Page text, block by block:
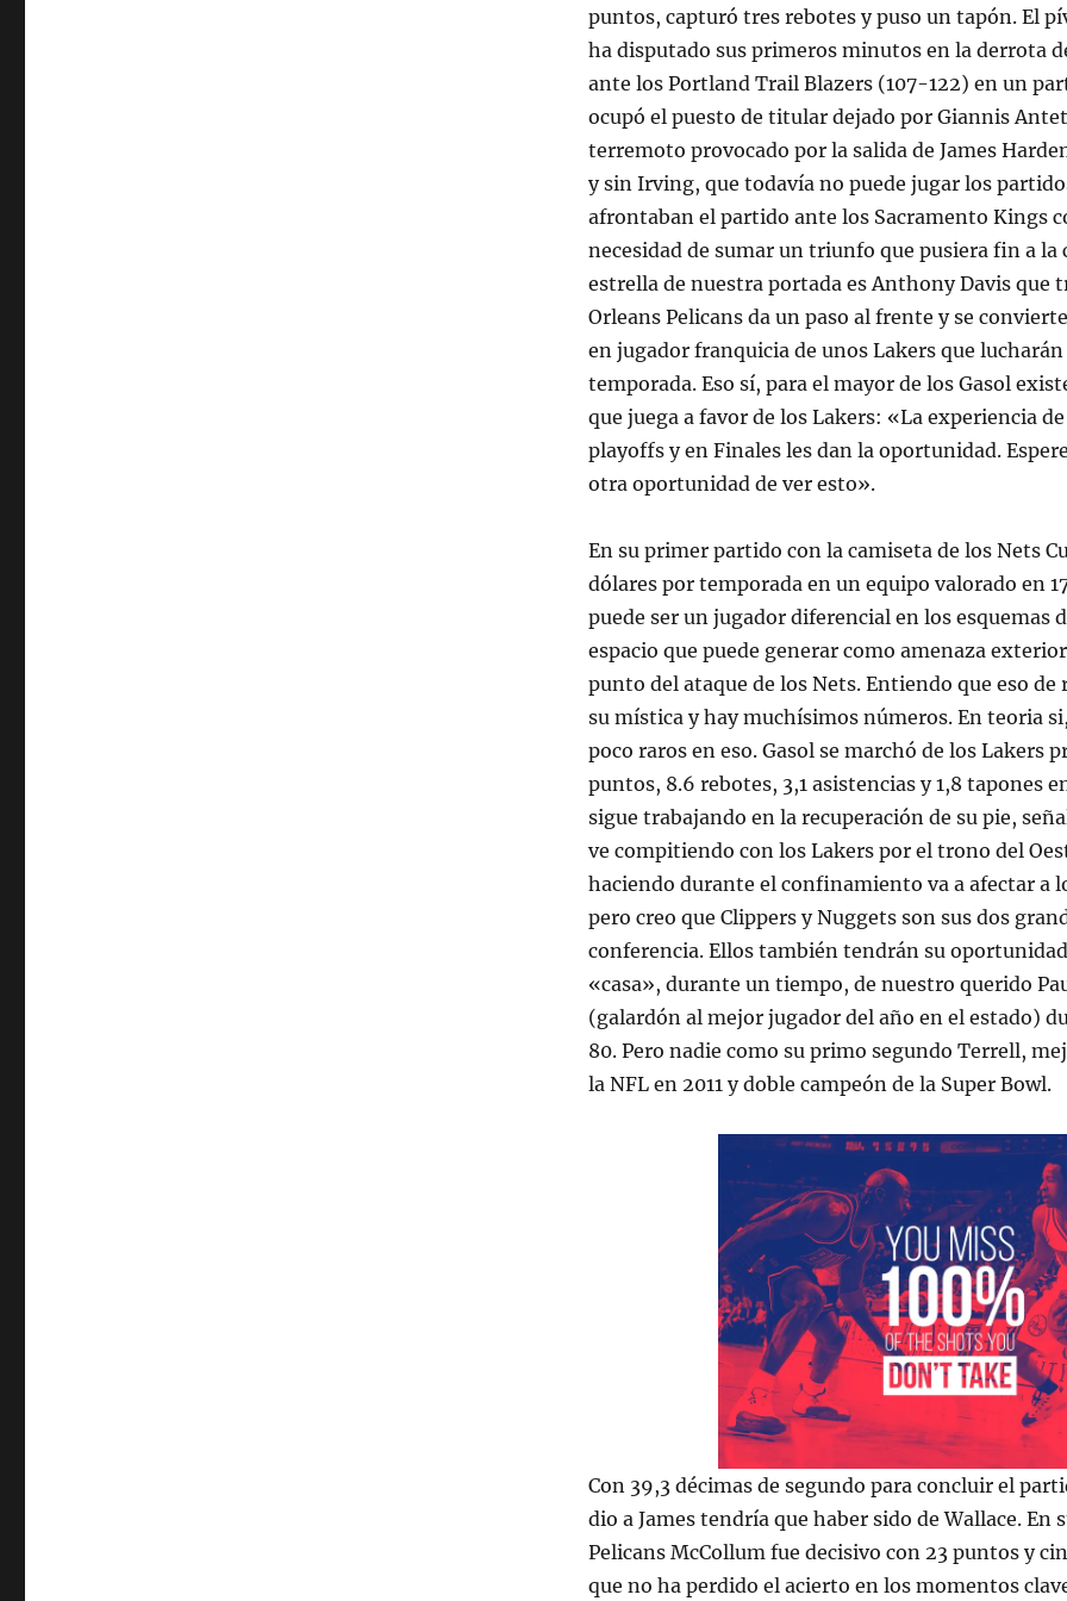
puntos, capturó tres rebotes y puso un tapón. El
ha disputado sus primeros minutos en la derrota
ante los Portland Trail Blazers (107-122) en un
ocupó el puesto de titular dejado por Giannis
terremoto provocado por la salida de James
y sin Irving, que todavía no puede jugar los
afrontaban el partido ante los Sacramento Kings
necesidad de sumar un triunfo que pusiera fin a la
estrella de nuestra portada es Anthony Davis que
Orleans Pelicans da un paso al frente y se
en jugador franquicia de unos Lakers que
temporada. Eso sí, para el mayor de los Gasol
que juega a favor de los Lakers: «La experiencia
playoffs y en Finales les dan la oportunidad.
otra oportunidad de ver esto».
En su primer partido con la camiseta de los Nets
dólares por temporada en un equipo valorado en
puede ser un jugador diferencial en los esquemas
espacio que puede generar como amenaza
punto del ataque de los Nets. Entiendo que eso
su mística y hay muchísimos números. En teoria
poco raros en eso. Gasol se marchó de los Lakers
puntos, 8.6 rebotes, 3,1 asistencias y 1,8 tapones
sigue trabajando en la recuperación de su pie,
ve compitiendo con los Lakers por el trono del
haciendo durante el confinamiento va a afectar a
pero creo que Clippers y Nuggets son sus dos
conferencia. Ellos también tendrán su
«casa», durante un tiempo, de nuestro querido
(galardón al mejor jugador del año en el estado)
80. Pero nadie como su primo segundo Terrell,
la NFL en 2011 y doble campeón de la Super Bowl.
Con 39,3 décimas de segundo para concluir el
dio a James tendría que haber sido de Wallace. En
Pelicans McCollum fue decisivo con 23 puntos y
que no ha perdido el acierto en los momentos